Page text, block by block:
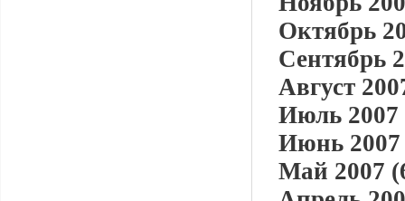
Октябрь
Сентябрь
Август
Июль 2007
Июнь 2007
Май 2007